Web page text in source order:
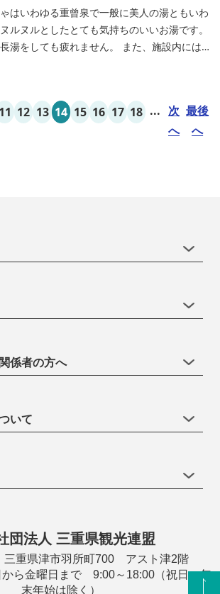
はいわゆる重曾泉で一般に美人の湯ともいわ
ルヌルとしたとても気持ちのいいお湯です。
も疲れません。 また、施設内にはオ
キャンプ場、テニスコート、水遊び場（夏季
パン作りの体験できる工房などがあります。
11 12 13 14 15 16 17 18 ... 次
へ
最後
へ
係者の方へ
いて
団法人 三重県観光連盟
重県津市羽所町700 アスト津2階
から金曜日まで 9:00～18:00（祝日・年
末年始は除く）